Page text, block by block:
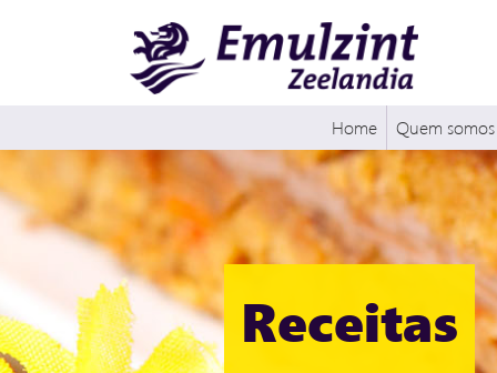
Home Quem somos
Receitas